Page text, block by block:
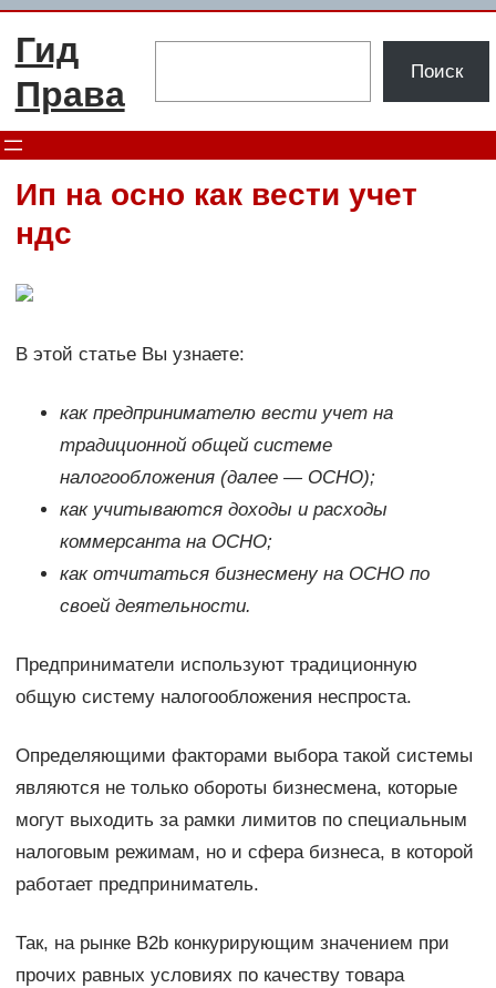
Перейти
содержимому
Гид
Права
Поиск
Ип на осно как вести учет
ндс
В этой статье Вы узнаете:
как предпринимателю вести учет на
традиционной общей системе
налогообложения (далее — ОСНО);
как учитываются доходы и расходы
коммерсанта на ОСНО;
как отчитаться бизнесмену на ОСНО по
своей деятельности.
Предприниматели используют традиционную
общую систему налогообложения неспроста.
Определяющими факторами выбора такой системы
являются не только обороты бизнесмена, которые
могут выходить за рамки лимитов по специальным
налоговым режимам, но и сфера бизнеса, в которой
работает предприниматель.
Так, на рынке B2b конкурирующим значением при
прочих равных условиях по качеству товара